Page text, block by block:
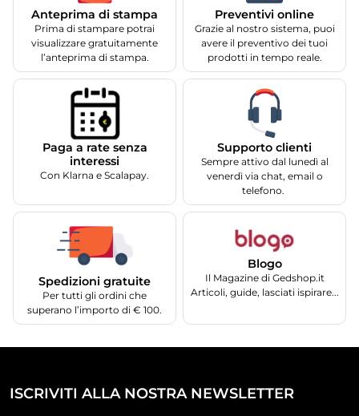
Anteprima di stampa
Prima di stampare potrai
visualizzare gratuitamente
l’anteprima di stampa.
Preventivi online
Grazie al nostro sistema, puoi
avere il preventivo dei tuoi
prodotti in tempo reale.
Paga a rate senza
interessi
Con Klarna e Scalapay.
Supporto clienti
Sempre attivo dal lunedì al
venerdì via chat, email o
telefono.
Spedizioni gratuite
Per tutti gli ordini che
superano l’importo di € 100.
Blogo
Il Magazine di Gedshop.it
Articoli, guide, lasciati ispirare...
ISCRIVITI ALLA NOSTRA NEWSLETTER